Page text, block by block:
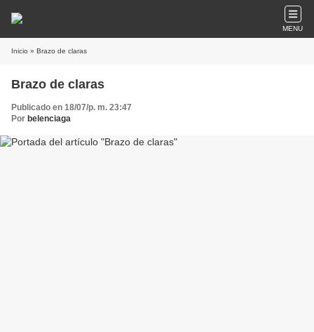
MENU
Inicio » Brazo de claras
Brazo de claras
Publicado en 18/07/p. m. 23:47
Por belenciaga